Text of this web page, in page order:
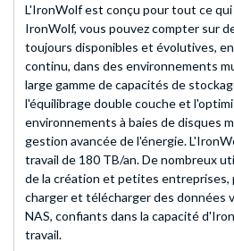
L'IronWolf est conçu pour tout ce qui
IronWolf, vous pouvez compter sur
toujours disponibles et évolutives,
continu, dans des environnements
large gamme de capacités de
l'équilibrage double couche et
environnements à baies de disques
gestion avancée de l'énergie.
travail de 180 TB/an. De nombreux
de la création et petites entreprises,
charger et télécharger des données
NAS, confiants dans la capacité
travail.